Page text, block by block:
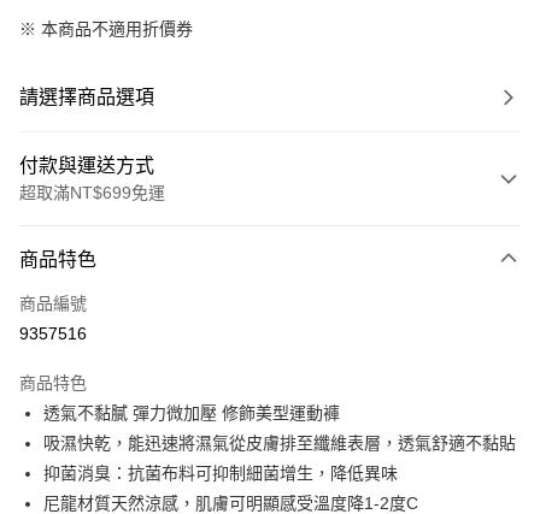
※ 本商品不適用折價券
請選擇商品選項
付款與運送方式
超取滿NT$699免運
信用卡一次付款
超商取貨付款
Apple Pay
悠遊付
Google Pay
商品特色
商品編號
9357516
商品特色
透氣不黏膩 彈力微加壓 修飾美型運動褲
吸濕快乾，能迅速將濕氣從皮膚排至纖維表層，透氣舒適不黏貼
抑菌消臭：抗菌布料可抑制細菌增生，降低異味
尼龍材質天然涼感，肌膚可明顯感受溫度降1-2度C